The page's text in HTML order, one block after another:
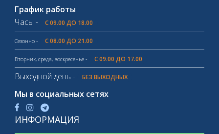
График работы
Часы -
С 09.00 ДО 18.00
Сезонно - С 08.00 ДО 21.00
Вторник, среда, воскресенье - С 09.00 ДО 17.00
Выходной день - БЕЗ ВЫХОДНЫХ
Мы в социальных сетях
ИНФОРМАЦИЯ